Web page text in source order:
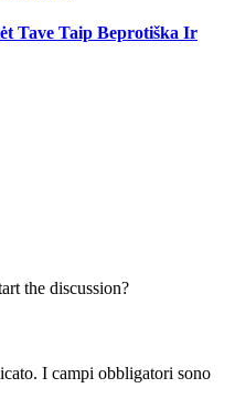
Tave Taip Beprotiška Ir
the discussion?
I campi obbligatori sono